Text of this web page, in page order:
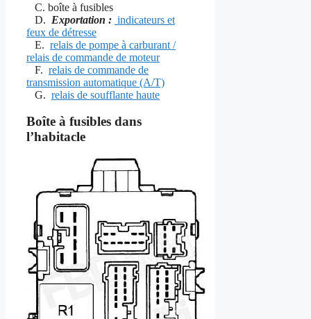
C. boîte à fusibles
D. Exportation : indicateurs et
feux de détresse
E. relais de pompe à carburant /
relais de commande de moteur
F. relais de commande de
transmission automatique (A/T)
G. relais de soufflante haute
Boîte à fusibles dans
l’habitacle